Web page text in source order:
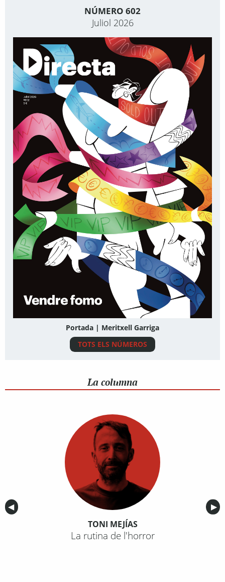
NÚMERO 602
Juliol 2026
Portada | Meritxell Garriga
TOTS ELS NÚMEROS
La columna
Anterior
◀︎ ▶︎
TONI MEJÍAS
La rutina de l'horror